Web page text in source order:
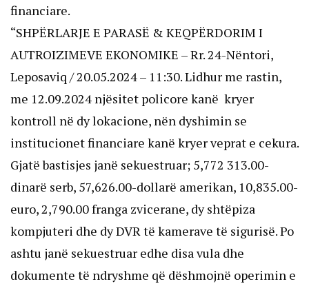
financiare.
“SHPËRLARJE E PARASË & KEQPËRDORIM I
AUTROIZIMEVE EKONOMIKE – Rr. 24-Nëntori,
Leposaviq / 20.05.2024 – 11:30. Lidhur me rastin,
me 12.09.2024 njësitet policore kanë kryer
kontroll në dy lokacione, nën dyshimin se
institucionet financiare kanë kryer veprat e cekura.
Gjatë bastisjes janë sekuestruar; 5,772 313.00-
dinarë serb, 57,626.00-dollarë amerikan, 10,835.00-
euro, 2,790.00 franga zvicerane, dy shtëpiza
kompjuteri dhe dy DVR të kamerave të sigurisë. Po
ashtu janë sekuestruar edhe disa vula dhe
dokumente të ndryshme që dëshmojnë operimin e